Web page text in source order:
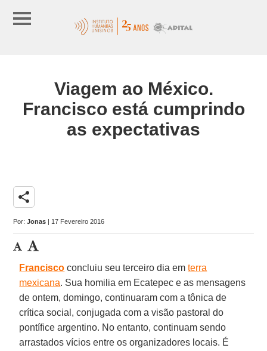
Viagem ao México.
Francisco está cumprindo
as expectativas
share
Por:Jonas | 17 Fevereiro 2016
Francisco concluiu seu terceiro dia emterra
mexicana. Sua homilia em Ecatepec e as mensagens
de ontem, domingo, continuaram com a tônica de
crítica social, conjugada com a visão pastoral do
pontífice argentino. No entanto, continuam sendo
arrastados vícios entre os organizadores locais. É